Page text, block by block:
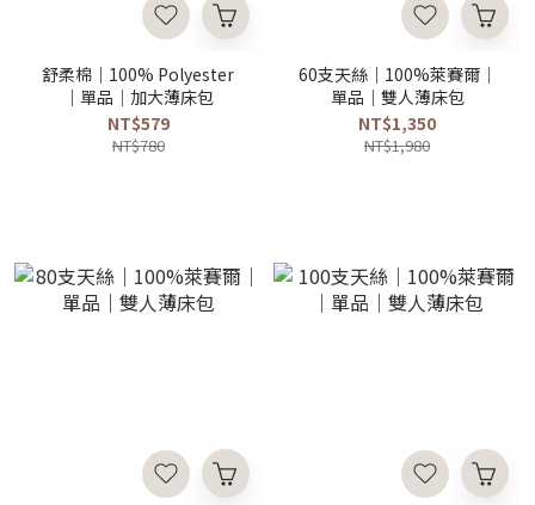
舒柔棉｜100% Polyester
｜單品｜加大薄床包
NT$579
NT$780
60支天絲｜100%萊賽爾｜
單品｜雙人薄床包
NT$1,350
NT$1,980